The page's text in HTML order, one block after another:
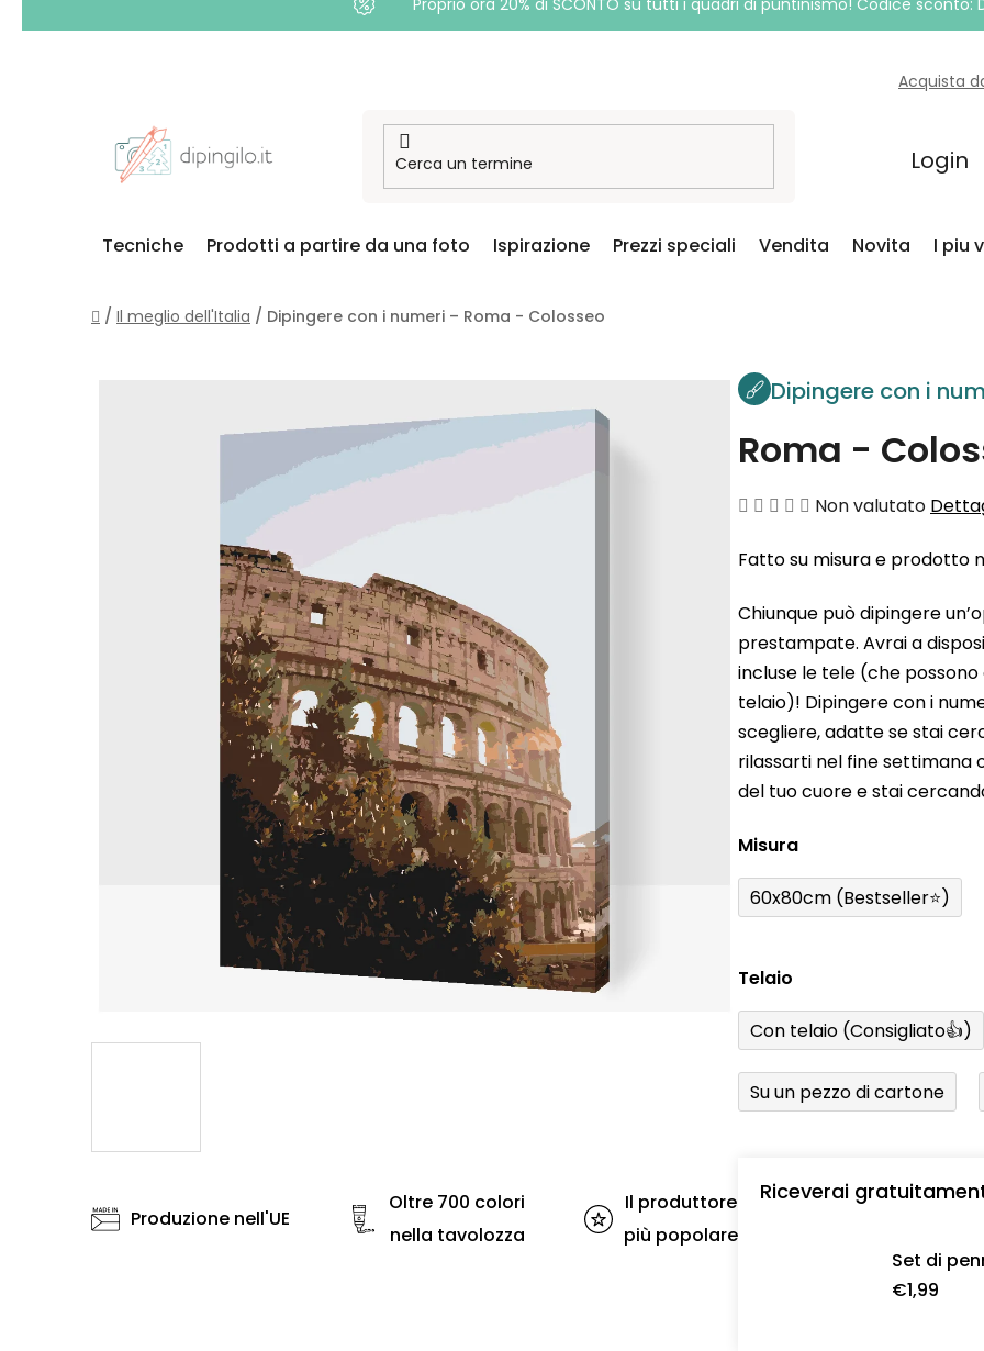
Proprio ora 20% di SCONTO su tutti i quadri di puntinismo! Codice sconto:
Acquista
Login
Tecniche Prodotti a partire da una foto Ispirazione Prezzi speciali Vendita Novita I piu
Casa
/ Il meglio dell'Italia / Dipingere con i numeri – Roma - Colosseo
Dipingere con i
Roma -
La
media
prodotto
è
0,0
su
5
stelle.
Non valutato
Fatto su misura e prodotto
Chiunque può dipingere
prestampate. Avrai a
incluse le tele (che
telaio)! Dipingere con i
scegliere, adatte se stai
rilassarti nel fine settimana
del tuo cuore e stai
Misura
60x80cm (Bestseller⭐)
Telaio
Con telaio (Consigliato👍)
Su un pezzo di cartone
Riceverai
Set di
€1,99
Produzione nell'UE
Oltre 700 colori
nella tavolozza
Il produttore
più popolare